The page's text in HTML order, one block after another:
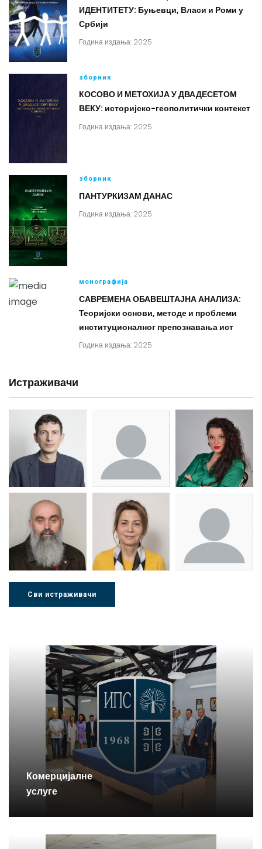
ИДЕНТИТЕТУ: Буњевци, Власи и Роми у
Србији
Година издања: 2025
зборник
КОСОВО И МЕТОХИЈА У ДВАДЕСЕТОМ
ВЕКУ: историјско-геополитички контекст
Година издања: 2025
зборник
ПАНТУРКИЗАМ ДАНАС
Година издања: 2025
монографија
САВРЕМЕНА ОБАВЕШТАЈНА АНАЛИЗА:
Теоријски основи, методе и проблеми
институционалног препознавања ист
Година издања: 2025
Истраживачи
Др Миша
Стојадиновић
Зоран
Милошевић
Др Марија
Ђорић
Сви истраживачи
Комерцијалне
услуге